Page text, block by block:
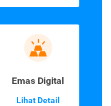
Emas Digital
Lihat Detail